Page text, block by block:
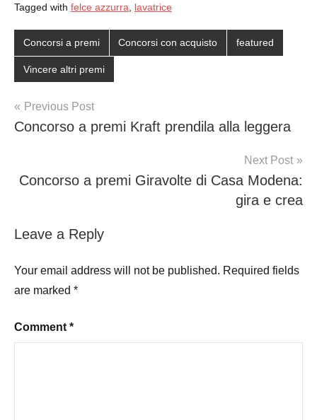
Tagged with felce azzurra lavatrice
Concorsi a premi Concorsi con acquisto featured
Vincere altri premi
Post
navigation
Previous Post
Concorso a premi Kraft prendila alla leggera
Next Post
Concorso a premi Giravolte di Casa Modena:
gira e crea
Leave a Reply
Your email address will not be published. Required fields
are marked *
Comment *